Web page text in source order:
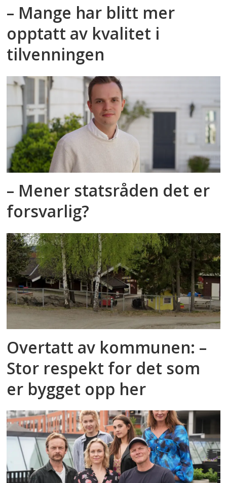
– Mange har blitt mer
opptatt av kvalitet i
tilvenningen
– Mener statsråden det er
forsvarlig?
Overtatt av kommunen: –
Stor respekt for det som
er bygget opp her